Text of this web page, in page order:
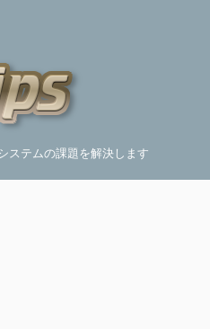
ステムの課題を解決します